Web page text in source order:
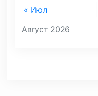
Август 2026
« Июл